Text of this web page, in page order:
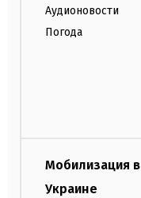
Аудионовости
Погода
Мобилизация в
Украине